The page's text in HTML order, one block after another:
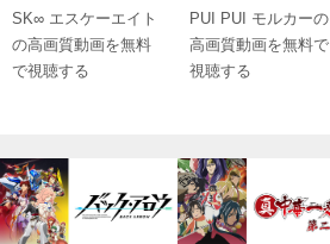
SK∞ エスケーエイト
の高画質動画を無料
で視聴する
PUI PUI モルカーの
高画質動画を無料で
視聴する